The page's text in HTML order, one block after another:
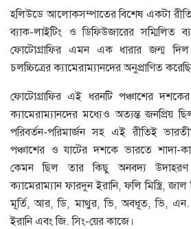
হলিউডে আলােকসম্পাতের বিশেষ একটা
ব্যাক-লাইটিং ও ডিফিউজারের সম্মিলিত
ফোটোগ্রাফির এমন এক ধারার জন্ম
চলচ্চিত্রের ক্যামেরাম্যানদের অনুপ্রাণিত
ফোটোগ্রাফির এই ধরনটি পঞ্চাশের দশকের
ক্যামেরাম্যানদের মধ্যেও অত্যন্ত
পরিবর্তন-পরিমার্জন সহ এই রীতিই
পঞ্চাশের ও যাটের দশকে ভারতে শাদা-
কেমন ছিল তার কিছু অনবদ্য উদাহরণ
ক্যামেরাম্যান ফারদুন ইরানি, ফলি মিস্ত্রি, জাল
মূর্তি, আর, ডি, মাথুর, ভি, অবধূত, ভি, এন.
ইরানি এবং জি. সিং-য়ের কাজে।